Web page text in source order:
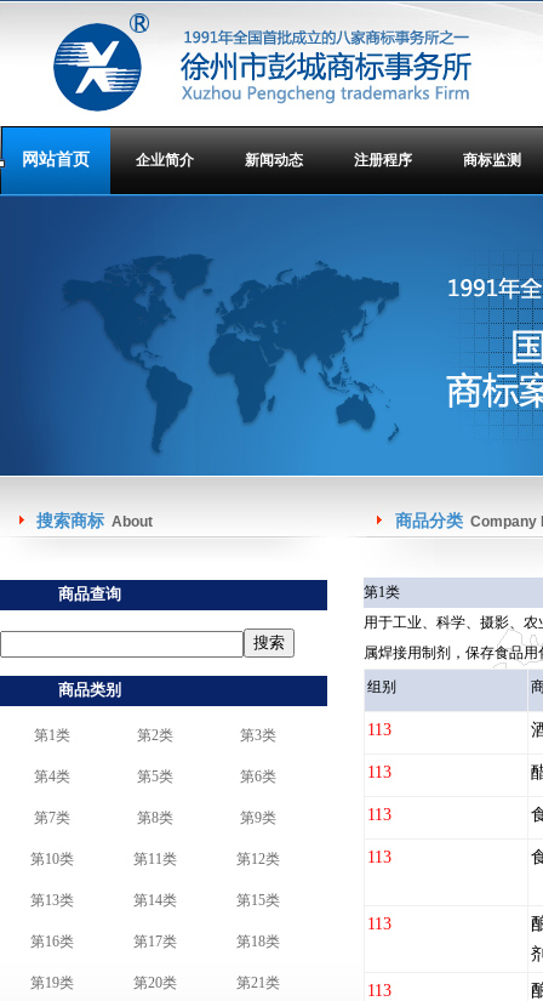
网站首页 企业简介 新闻动态 注册程序 商标监测
搜索商标 About
商品查询
商品类别
第1类 第2类 第3类
第4类 第5类 第6类
第7类 第8类 第9类
第10类 第11类 第12类
第13类 第14类 第15类
第16类 第17类 第18类
第19类 第20类 第21类
商品分类 Company
第1类
用于工业、科学、摄影、
属焊接用制剂，保存食品
组别
113
113
113
113
113
113